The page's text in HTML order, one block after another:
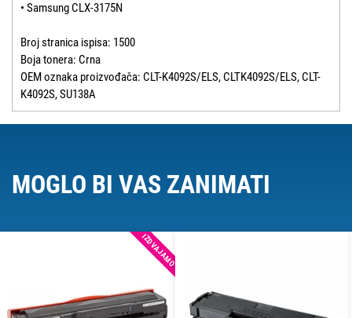
• Samsung CLX-3175N
Broj stranica ispisa: 1500
Boja tonera: Crna
OEM oznaka proizvođača: CLT-K4092S/ELS, CLTK4092S/ELS, CLT-
K4092S, SU138A
MOGLO BI VAS ZANIMATI
IZDVAJAMO